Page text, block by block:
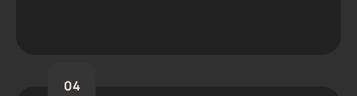
04